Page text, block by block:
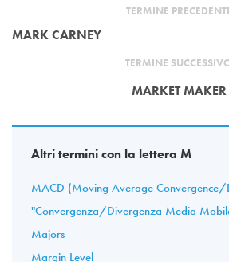
TERMINE
MARK CARNEY
TERMINE
MARKET MAKER
Altri termini con la lettera M
MACD (Moving Average Convergence/
"Convergenza/Divergenza Media
Majors
Margin Level